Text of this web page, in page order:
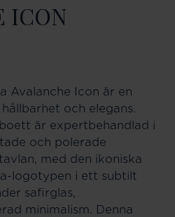
ICON
Avalanche Icon är en
och elegans.
är expertbehandlad i
och polerade
med den ikoniska
logotypen i ett subtilt
safirglas,
minimalism. Denna